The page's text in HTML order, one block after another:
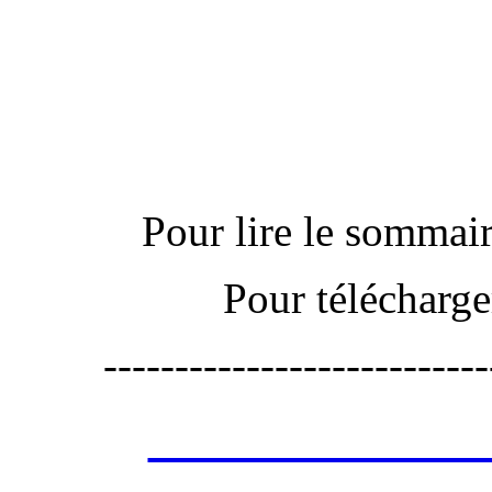
Pour lire le
Pour